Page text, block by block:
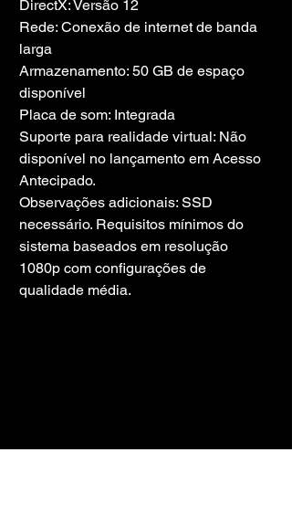
DirectX: Versão 12
Rede: Conexão de internet de banda
larga
Armazenamento: 50 GB de espaço
disponível
Placa de som: Integrada
Suporte para realidade virtual: Não
disponível no lançamento em Acesso
Antecipado.
Observações adicionais: SSD
necessário. Requisitos mínimos do
sistema baseados em resolução
1080p com configurações de
qualidade média.